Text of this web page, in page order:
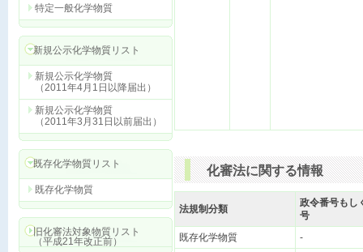
特定一般化学物質
新規公示化学物質リスト
新規公示化学物質
（2011年4月1日以降届出）
新規公示化学物質
（2011年3月31日以前届出）
既存化学物質リスト
既存化学物質
旧化審法対象物質リスト
（平成21年改正前）
化審法に関する情報
法規制分類
政令番号もし
号
既存化学物質
-